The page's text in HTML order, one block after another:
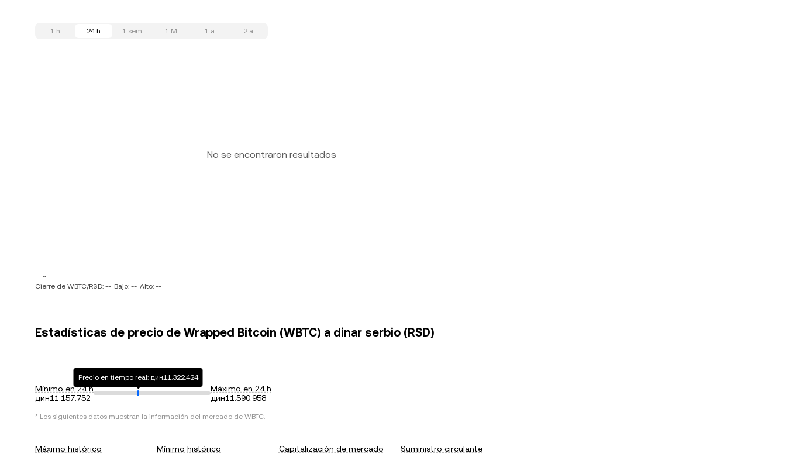
1 h 24 h 1 sem 1 M 1 a 2 a
No se encontraron resultados
-- ~ --
Cierre de WBTC/RSD: -- Bajo: -- Alto: --
Estadísticas de precio de Wrapped Bitcoin (WBTC) a dinar serbio (RSD)
Mínimo en 24 h
дин11.157.752
Precio en tiempo real: дин11.322.424
Máximo en 24 h
дин11.590.958
* Los siguientes datos muestran la información del mercado de WBTC.
Máximo histórico
Mínimo histórico
Capitalización de mercado
Suministro circulante